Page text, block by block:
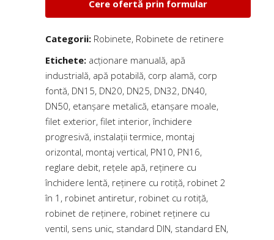
Cere ofertă prin formular
Categorii: Robinete, Robinete de retinere
Etichete: acționare manuală, apă
industrială, apă potabilă, corp alamă, corp
fontă, DN15, DN20, DN25, DN32, DN40,
DN50, etanșare metalică, etanșare moale,
filet exterior, filet interior,închidere
progresivă, instalații termice, montaj
orizontal, montaj vertical, PN10, PN16,
reglare debit, rețele apă, reținere cu
închidere lentă, reținere cu rotiță, robinet 2
în 1 , robinet antiretur, robinet cu rotiță,
robinet de reținere, robinet reținere cu
ventil, sens unic, standard DIN, standard EN,